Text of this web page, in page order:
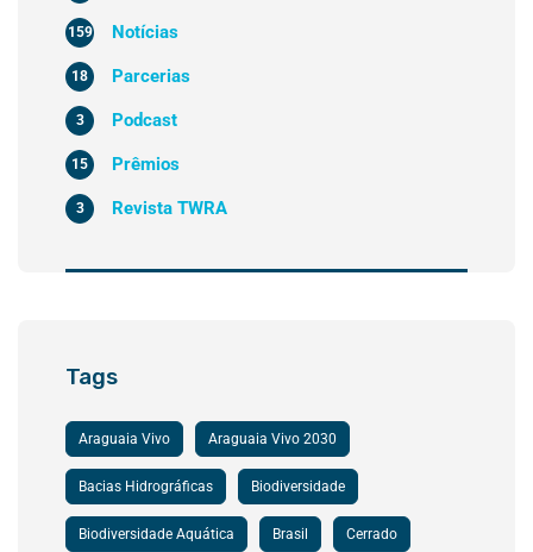
Notícias
159
Parcerias
18
Podcast
3
Prêmios
15
Revista TWRA
3
Tags
Araguaia Vivo Araguaia Vivo 2030
Bacias Hidrográficas Biodiversidade
Biodiversidade Aquática Brasil Cerrado